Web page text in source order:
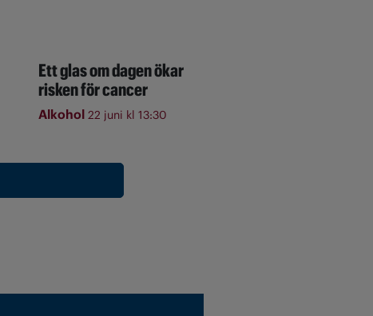
Ett glas om dagen ökar
risken för cancer
Alkohol 22 juni kl 13:30